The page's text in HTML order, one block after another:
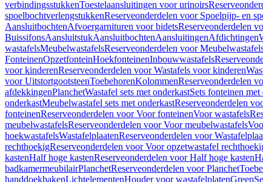
verbindingsstukkenToestelaansluitingen voor urinoirs
spoelbochtverlengstukkenReserveonderdelen voor Spoelpijp- en
AansluitbochtenAfvoergarnituren voor bidetsReserveonderdelen
BuissifonsAansluitstukAansluitbochtenAansluitingenAfdichtingen
wastafelsMeubelwastafelsReserveonderdelen voor
FonteinenOpzetfonteinHoekfonteinenInbouwwastafels
voor kinderenReserveonderdelen voor Wastafels voor kinderen
voor UitstortgootsteenToebehorenKolommenReserveonderdelen
afdekkingenPlanchetWastafel sets met onderkastSets fonteinen met
onderkastMeubelwastafel sets met onderkastReserveonderdelen
fonteinenReserveonderdelen voor Voor fonteinenVoor wastafels
meubelwastafelsReserveonderdelen voor Voor meubelwastafels
hoekwastafelsWastafelplaatenReserveonderdelen voor
rechthoekigReserveonderdelen voor Voor opzetwastafel
kastenHalf hoge kastenReserveonderdelen voor Half hoge kasten
badkamermeubilairPlanchetReserveonderdelen voor Planchet
handdoekhakenLichtelementenHouder voor wastafelplatenGreep